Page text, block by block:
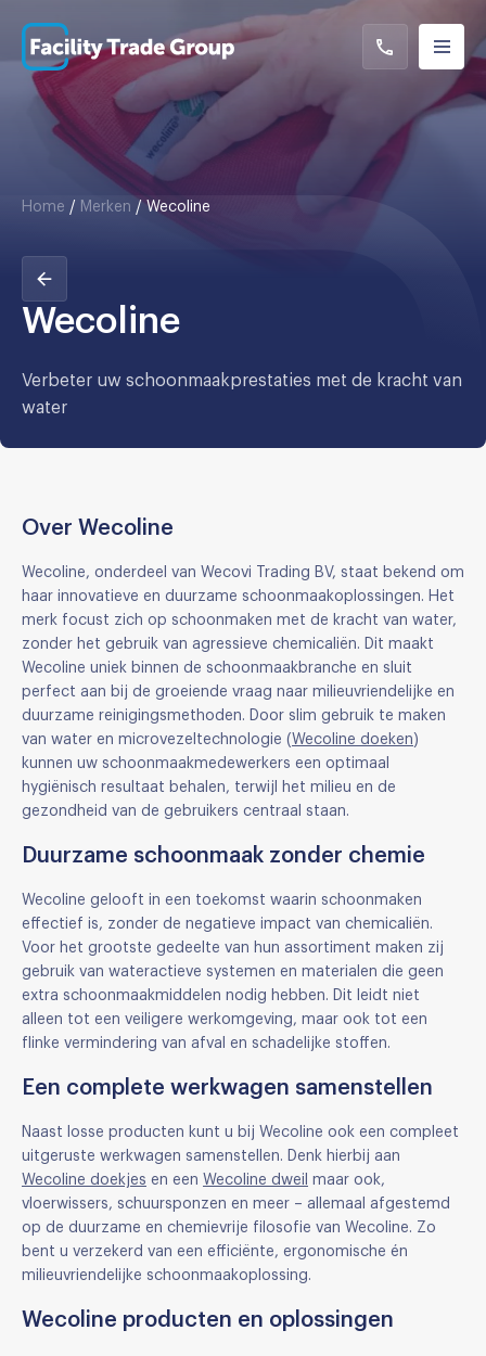
Home / Merken / Wecoline
Wecoline
Verbeter uw schoonmaakprestaties met de kracht van
water
Over Wecoline
Wecoline, onderdeel van Wecovi Trading BV, staat bekend om
haar innovatieve en duurzame schoonmaakoplossingen. Het
merk focust zich op schoonmaken met de kracht van water,
zonder het gebruik van agressieve chemicaliën. Dit maakt
Wecoline uniek binnen de schoonmaakbranche en sluit
perfect aan bij de groeiende vraag naar milieuvriendelijke en
duurzame reinigingsmethoden. Door slim gebruik te maken
van water en microvezeltechnologie ( Wecoline doeken )
kunnen uw schoonmaakmedewerkers een optimaal
hygiënisch resultaat behalen, terwijl het milieu en de
gezondheid van de gebruikers centraal staan.
Duurzame schoonmaak zonder chemie
Wecoline gelooft in een toekomst waarin schoonmaken
effectief is, zonder de negatieve impact van chemicaliën.
Voor het grootste gedeelte van hun assortiment maken zij
gebruik van wateractieve systemen en materialen die geen
extra schoonmaakmiddelen nodig hebben. Dit leidt niet
alleen tot een veiligere werkomgeving, maar ook tot een
flinke vermindering van afval en schadelijke stoffen.
Een complete werkwagen samenstellen
Naast losse producten kunt u bij Wecoline ook een compleet
uitgeruste werkwagen samenstellen. Denk hierbij aan
Wecoline doekjes en een Wecoline dweil maar ook,
vloerwissers, schuursponzen en meer – allemaal afgestemd
op de duurzame en chemievrije filosofie van Wecoline. Zo
bent u verzekerd van een efficiënte, ergonomische én
milieuvriendelijke schoonmaakoplossing.
Wecoline producten en oplossingen